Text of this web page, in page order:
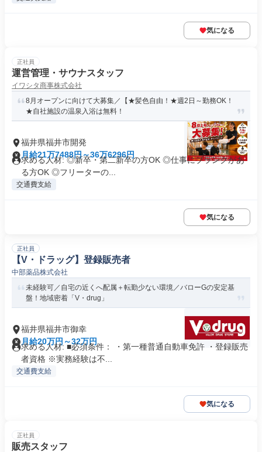
気になる
正社員
運営管理・サウナスタッフ
イワシタ商事株式会社
8月オープンに向けて大募集／【★髪色自由！★週2日～勤務OK！
★自社施設の温泉入浴は無料！
福井県福井市開発
月給21万7488円～36万6296円
求める人材: ◎新卒・第二新卒の方OK ◎仕事にブランクがあ
る方OK ◎フリーターの...
交通費支給
気になる
正社員
【V・ドラッグ】登録販売者
中部薬品株式会社
未経験可／自宅の近くへ配属＋転勤少ない環境／バローGの安定基
盤！地域密着「V・drug」
福井県福井市御幸
月給20万円～32万円
求める人材: ■必須条件： ・第一種普通自動車免許 ・登録販売
者資格 ※実務経験は不...
交通費支給
気になる
正社員
販売スタッフ